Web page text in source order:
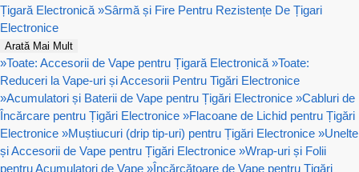
Țigară Electronică »Sârmă și Fire Pentru Rezistențe De Țigari
Electronice
Arată Mai Mult
»Toate: Accesorii de Vape pentru Țigară Electronică »Toate:
Reduceri la Vape-uri și Accesorii Pentru Tigări Electronice
»Acumulatori și Baterii de Vape pentru Țigări Electronice »Cabluri de
Încărcare pentru Țigări Electronice »Flacoane de Lichid pentru Țigări
Electronice »Muștiucuri (drip tip-uri) pentru Țigări Electronice »Unelte
și Accesorii de Vape pentru Țigări Electronice »Wrap-uri și Folii
pentru Acumulatori de Vape »Încărcătoare de Vape pentru Țigări